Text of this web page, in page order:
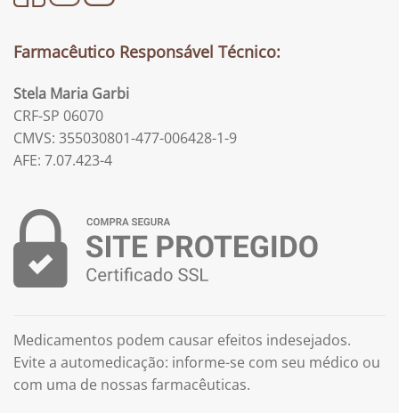
Farmacêutico Responsável Técnico:
Stela Maria Garbi
CRF-SP 06070
CMVS: 355030801-477-006428-1-9
AFE: 7.07.423-4
Medicamentos podem causar efeitos indesejados.
Evite a automedicação: informe-se com seu médico ou
com uma de nossas farmacêuticas.